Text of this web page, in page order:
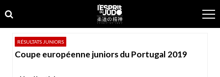
to
navigation
to
content
RÉSULTATS JUNIORS
Coupe européenne juniors du Portugal 2019